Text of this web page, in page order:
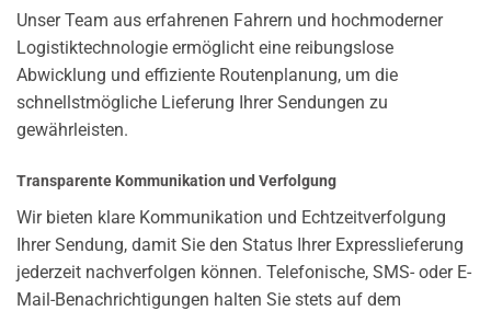
Unser Team aus erfahrenen Fahrern und hochmoderner
Logistiktechnologie ermöglicht eine reibungslose
Abwicklung und effiziente Routenplanung, um die
schnellstmögliche Lieferung Ihrer Sendungen zu
gewährleisten.
Transparente Kommunikation und Verfolgung
Wir bieten klare Kommunikation und Echtzeitverfolgung
Ihrer Sendung, damit Sie den Status Ihrer Expresslieferung
jederzeit nachverfolgen können. Telefonische, SMS- oder E-
Mail-Benachrichtigungen halten Sie stets auf dem